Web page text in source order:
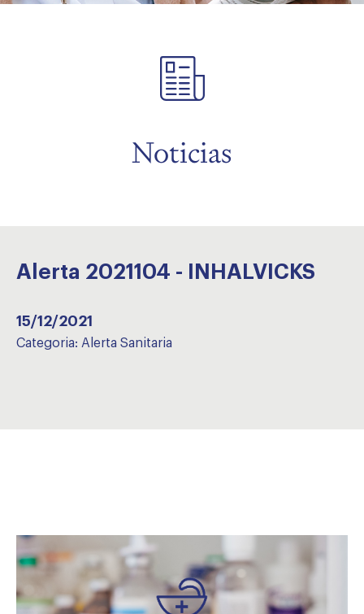
Noticias
Alerta 2021104 - INHALVICKS
15/12/2021
Categoria: Alerta Sanitaria